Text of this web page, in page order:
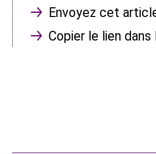
Envoyez cet
Copier le lien